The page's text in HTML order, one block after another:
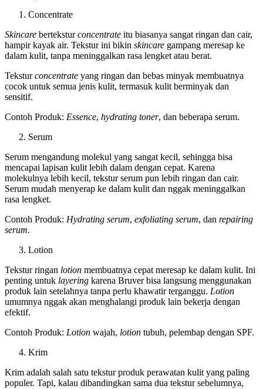
Concentrate
Skincare berteksturconcentrate itu biasanya sangat ringan dan cair,
hampir kayak air. Tekstur ini bikin skincare gampang meresap ke
dalam kulit, tanpa meninggalkan rasa lengket atau berat.
Teksturconcentrate yang ringan dan bebas minyak membuatnya
cocok untuk semua jenis kulit, termasuk kulit berminyak dan
sensitif.
Contoh Produk: Essence, hydrating toner, dan beberapa serum.
Serum
Serum mengandung molekul yang sangat kecil, sehingga bisa
mencapai lapisan kulit lebih dalam dengan cepat. Karena
molekulnya lebih kecil, tekstur serum pun lebih ringan dan cair.
Serum mudah menyerap ke dalam kulit dan nggak meninggalkan
rasa lengket.
Contoh Produk: Hydrating serum, exfoliating serum, dan repairing
serum.
Lotion
Tekstur ringan lotion membuatnya cepat meresap ke dalam kulit. Ini
penting untuk layering karena Bruver bisa langsung menggunakan
produk lain setelahnya tanpa perlu khawatir terganggu. Lotion
umumnya nggak akan menghalangi produk lain bekerja dengan
efektif.
Contoh Produk: Lotion wajah, lotion tubuh, pelembap dengan SPF.
Krim
Krim adalah salah satu tekstur produk perawatan kulit yang paling
populer. Tapi, kalau dibandingkan sama dua tekstur sebelumnya,